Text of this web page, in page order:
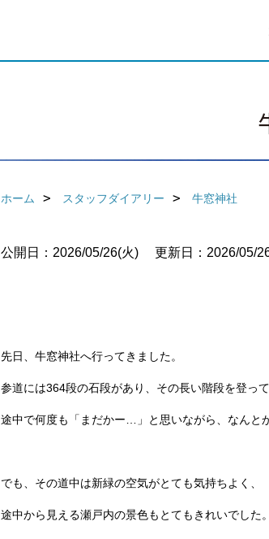
ホーム スタッフダイアリー 牛窓神社
公開日：2026/05/26(火) 更新日：2026/05/
先日、牛窓神社へ行ってきました。
参道には364段の石段があり、その長い階段を登っ
途中で何度も「まだかー…」と思いながら、なんと
でも、その道中は新緑の空気がとても気持ちよく、
途中から見える瀬戸内の景色もとてもきれいでした。